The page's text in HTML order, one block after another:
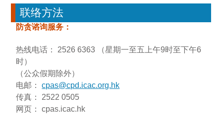
联络方法
防贪谘询服务：
热线电话： 2526 6363 （星期一至五上午9时至下午6
时）
（公众假期除外）
电邮：cpas@cpd.icac.org.hk
传真： 2522 0505
网页： cpas.icac.hk